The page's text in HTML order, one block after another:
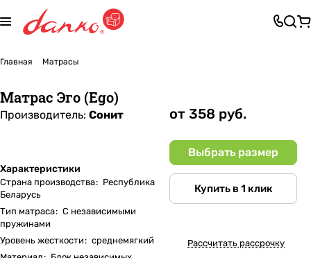
Главная Матрасы
Матрас Эго (Ego)
Производитель: Сонит
Характеристики
Страна производства: Республика
Беларусь
Тип матраса: С независимыми
пружинами
Уровень жесткости: среднемягкий
от 358 руб.
Выбрать размер
Купить в 1 клик
Рассчитать рассрочку